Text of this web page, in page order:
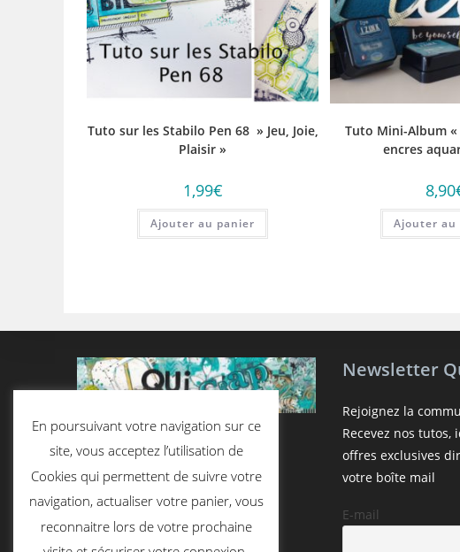
Tuto sur les Stabilo Pen 68 » Jeu, Joie,
Plaisir »
1,99€
Ajouter au panier
Tuto Mini-Album
encres
8,90
Ajouter au
Newsletter
Rejoignez la
Recevez nos tutos,
offres exclusives
votre boîte mail
E-mail
En poursuivant votre navigation sur ce
site, vous acceptez l’utilisation de
Cookies qui permettent de suivre votre
navigation, actualiser votre panier, vous
reconnaitre lors de votre prochaine